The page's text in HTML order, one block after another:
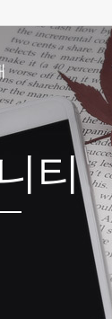
교육사업
사업
업
노인 식사배달사업
및 사회활동지원사업
티